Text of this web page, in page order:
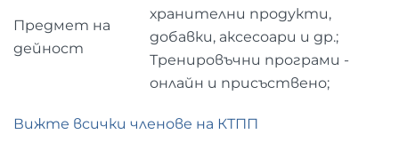
Предмет на
дейност
хранителни продукти,
добавки, аксесоари и др.;
Тренировъчни програми -
онлайн и присъствено;
Вижте всички членове на КТПП